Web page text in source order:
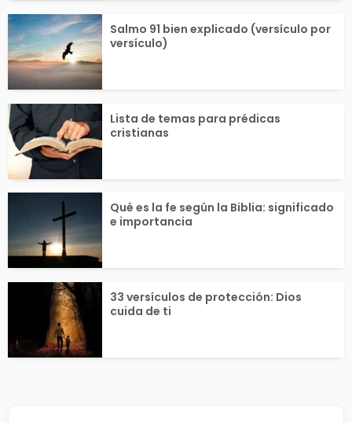
Salmo 91 bien explicado (versículo por
versículo)
Lista de temas para prédicas
cristianas
Qué es la fe según la Biblia: significado
e importancia
33 versículos de protección: Dios
cuida de ti